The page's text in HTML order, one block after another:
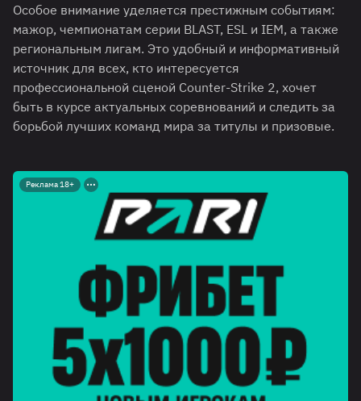
Особое внимание уделяется престижным событиям:
мажор, чемпионатам серии BLAST, ESL и IEM, а также
региональным лигам. Это удобный и информативный
источник для всех, кто интересуется
профессиональной сценой Counter-Strike 2, хочет
быть в курсе актуальных соревнований и следить за
борьбой лучших команд мира за титулы и призовые.
Реклама 18+